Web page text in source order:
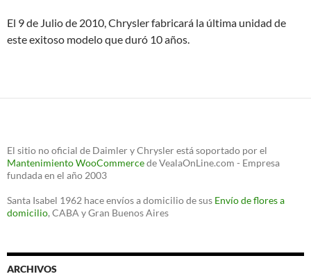
El 9 de Julio de 2010, Chrysler fabricará la última unidad de
este exitoso modelo que duró 10 años.
El sitio no oficial de Daimler y Chrysler está soportado por el
Mantenimiento WooCommercede VealaOnLine.com - Empresa
fundada en el año 2003
Santa Isabel 1962 hace envíos a domicilio de sus Envío de flores a
domicilio, CABA y Gran Buenos Aires
ARCHIVOS